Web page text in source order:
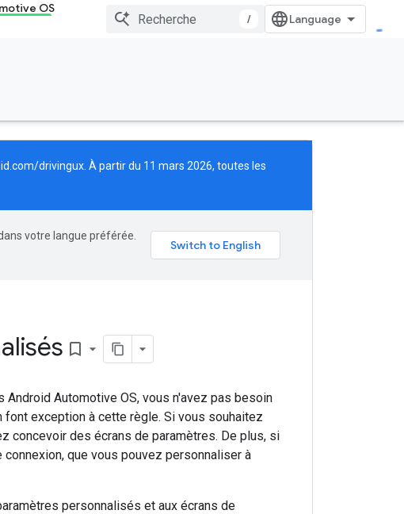
OS
/
drivingux . À partir du 11 mars 2026, toutes les
votre langue préférée.
bookmark_border
Automotive OS, vous n'avez pas besoin
exception à cette règle. Si vous souhaitez
concevoir des écrans de paramètres. De plus, si
que vous pouvez personnaliser à
personnalisés et aux écrans de